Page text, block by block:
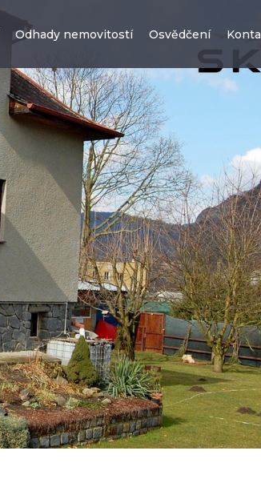
Odhady nemovitostí Osvědčení